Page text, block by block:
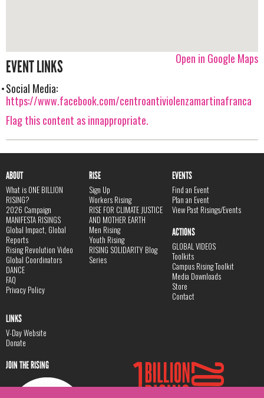
Open in Google Maps
EVENT LINKS
Social Media:
https://www.facebook.com/centroantiviolenzamartinafranca
Flag this content as innappropriate.
ABOUT
What is ONE BILLION
RISING?
2026 Campaign
MANIFESTA RISINGS
Global Impact, Global
Reports
Rising Revolution Video
Global Coordinators
DANCE
FAQ
Privacy Policy
RISE
Sign Up
Workers Rising
RISE FOR CLIMATE JUSTICE
AND MOTHER EARTH
Men Rising
Youth Rising
RISING SOLIDARITY Blog
Series
EVENTS
Find an Event
Plan an Event
View Past Risings/Events
ACTIONS
GLOBAL VIDEOS
Toolkits
Campus Rising Toolkit
Media Downloads
Store
Contact
LINKS
V-Day Website
Donate
JOIN THE RISING